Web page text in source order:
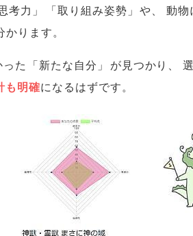
考力 」 「取り組み姿勢 」 や、 動物
かります。
た 「新たな自分 」 が見つかり 、
も明確になるはずです。